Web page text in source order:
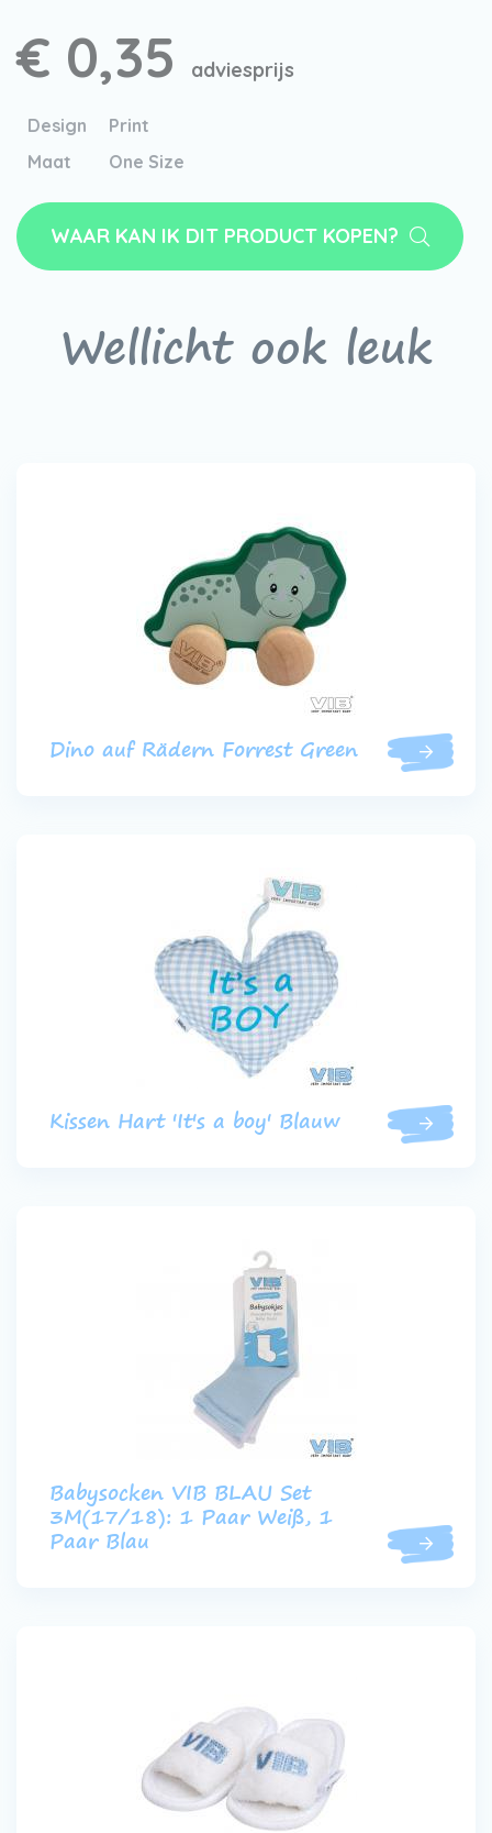
€ 0,35 adviesprijs
Design
Print
Maat
One Size
WAAR KAN IK DIT PRODUCT KOPEN?
Wellicht ook leuk
Dino auf Rädern Forrest Green
Kissen Hart 'It's a boy' Blauw
Babysocken VIB BLAU Set
3M(17/18): 1 Paar Weiß, 1
Paar Blau